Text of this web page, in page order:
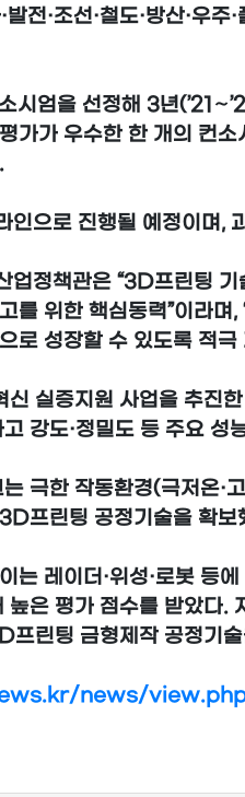
발전·조선·철도·방산·
시엄을 선정해 3년
가가 우수한 한 개의 컨
으로 진행될 예정이며,
업정책관은 “3D프린팅
를 위한 핵심동력”이라
로 성장할 수 있도록 적극
실증지원 사업을 추진
강도·정밀도 등 주요
극한 작동환경(극저온·
프린팅 공정기술을 확보
는 레이더·위성·로봇 등
은 평가 점수를 받았다.
프린팅 금형제작 공정기
news/